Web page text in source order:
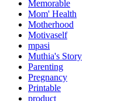
Memorable
Mom' Health
Motherhood
Motivaself
mpasi
Muthia's Story
Parenting
Pregnancy
Printable
product